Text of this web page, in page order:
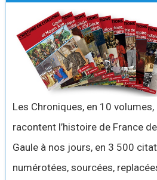
Les Chroniques, en 10 volumes,
racontent l’histoire de France
Gaule à nos jours, en 3 500
numérotées, sourcées,